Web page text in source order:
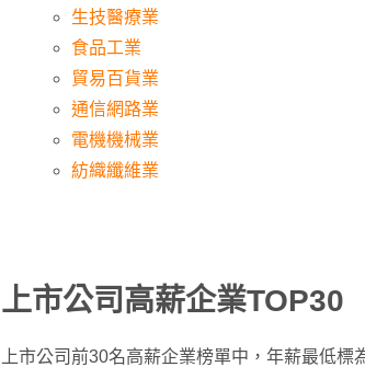
生技醫療業
食品工業
貿易百貨業
通信網路業
電機機械業
紡織纖維業
上市公司高薪企業TOP30
上市公司前30名高薪企業榜單中，年薪最低